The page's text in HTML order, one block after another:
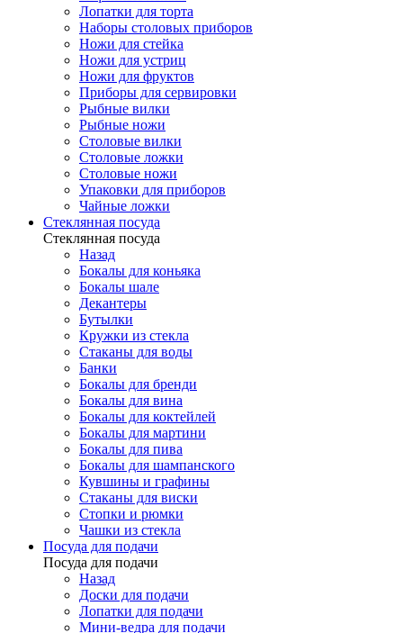
Лопатки для торта
Наборы столовых приборов
Ножи для стейка
Ножи для устриц
Ножи для фруктов
Приборы для сервировки
Рыбные вилки
Рыбные ножи
Столовые вилки
Столовые ложки
Столовые ножи
Упаковки для приборов
Чайные ложки
Стеклянная посуда
Стеклянная посуда
Назад
Бокалы для коньяка
Бокалы шале
Декантеры
Бутылки
Кружки из стекла
Стаканы для воды
Банки
Бокалы для бренди
Бокалы для вина
Бокалы для коктейлей
Бокалы для мартини
Бокалы для пива
Бокалы для шампанского
Кувшины и графины
Стаканы для виски
Стопки и рюмки
Чашки из стекла
Посуда для подачи
Посуда для подачи
Назад
Доски для подачи
Лопатки для подачи
Мини-ведра для подачи